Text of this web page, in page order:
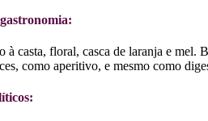
à casta, floral, casca de laranja e mel.
como aperitivo, e mesmo como